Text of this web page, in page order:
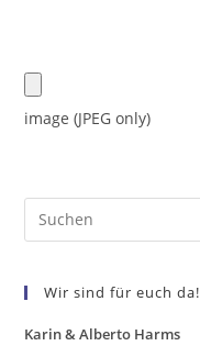
image (JPEG only)
Wir sind für euch da!
Karin & Alberto Harms